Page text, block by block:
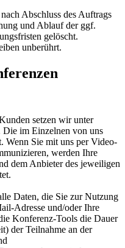
Abschluss des Auftrags
und Ablauf der ggf.
gelöscht.
unberührt.
setzen wir unter
Die im Einzelnen von uns
Wenn Sie mit uns per Video-
werden Ihre
dem Anbieter des jeweiligen
Daten, die Sie zur Nutzung
Adresse und/oder Ihre
Konferenz-Tools die Dauer
der Teilnahme an der